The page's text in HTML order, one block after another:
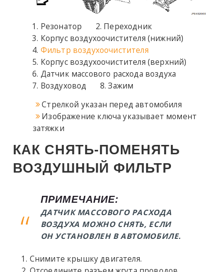
Резонатор
Переходник
Корпус воздухоочистителя (нижний)
Фильтр воздухоочистителя
Корпус воздухоочистителя (верхний)
Датчик массового расхода воздуха
Воздуховод
Зажим
Стрелкой указан перед автомобиля
Изображение ключа указывает момент
затяжки
КАК СНЯТЬ-ПОМЕНЯТЬ
ВОЗДУШНЫЙ ФИЛЬТР
ПРИМЕЧАНИЕ:
ДАТЧИК МАССОВОГО РАСХОДА
ВОЗДУХА МОЖНО СНЯТЬ, ЕСЛИ
ОН УСТАНОВЛЕН В АВТОМОБИЛЕ.
Снимите крышку двигателя.